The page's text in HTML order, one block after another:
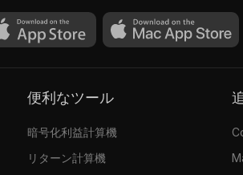
便利なツール
暗号化利益計算機
リターン計算機